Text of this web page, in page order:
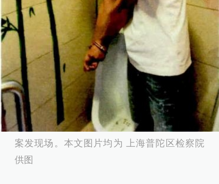
案发现场。本文图片均为 上海普陀区检察院
供图